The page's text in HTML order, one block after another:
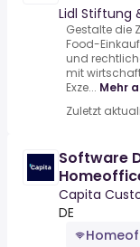
Non-Food
Lidl Stiftung
Gestalte die
Food-
und
mit
Exze... Mehr
Zuletzt
Software
Capita
DE